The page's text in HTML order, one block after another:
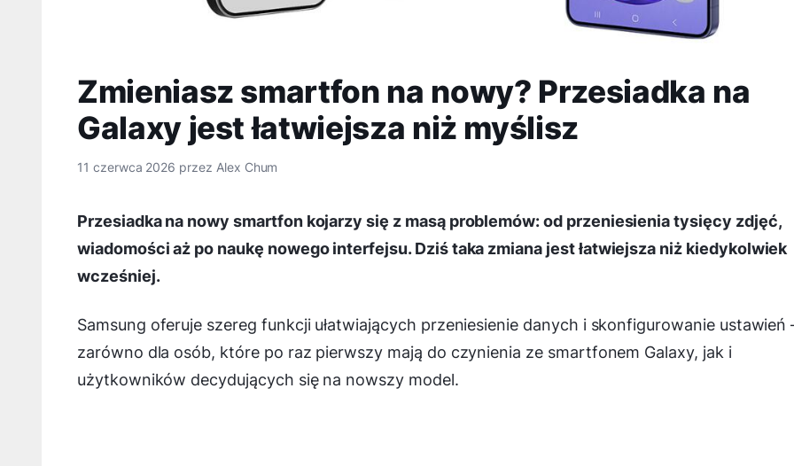
Zmieniasz smartfon na nowy? Przesiadka na
Galaxy jest łatwiejsza niż myślisz
11 czerwca 2026 przez Alex Chum
Przesiadka na nowy smartfon kojarzy się z masą problemów: od przeniesienia tysięcy zdjęć,
wiadomości aż po naukę nowego interfejsu. Dziś taka zmiana jest łatwiejsza niż kiedykolwiek
wcześniej.
Samsung oferuje szereg funkcji ułatwiających przeniesienie danych i skonfigurowanie ustawień
zarówno dla osób, które po raz pierwszy mają do czynienia ze smartfonem Galaxy, jak i
użytkowników decydujących się na nowszy model.